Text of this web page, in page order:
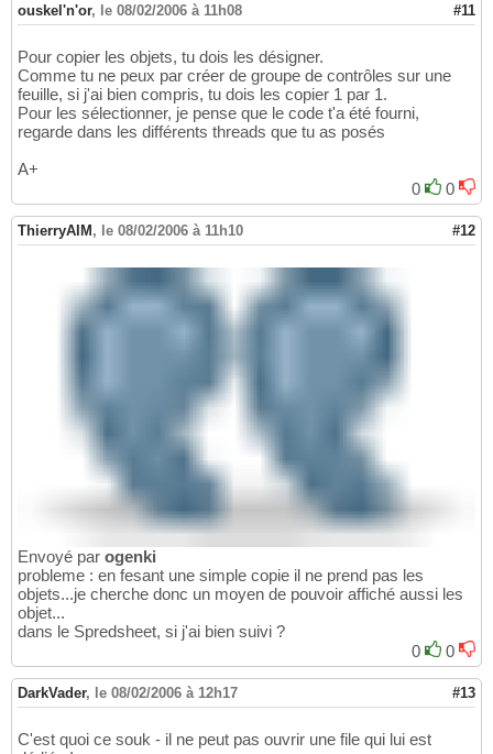
ouskel'n'or, le 08/02/2006 à 11h08 #11
Pour copier les objets, tu dois les désigner.
Comme tu ne peux par créer de groupe de contrôles sur une
feuille, si j'ai bien compris, tu dois les copier 1 par 1.
Pour les sélectionner, je pense que le code t'a été fourni,
regarde dans les différents threads que tu as posés
A+
0
0
ThierryAIM, le 08/02/2006 à 11h10 #12
Envoyé par ogenki
probleme : en fesant une simple copie il ne prend pas les
objets...je cherche donc un moyen de pouvoir affiché aussi les
objet...
dans le Spredsheet, si j'ai bien suivi ?
0
0
DarkVader, le 08/02/2006 à 12h17 #13
C'est quoi ce souk - il ne peut pas ouvrir une file qui lui est